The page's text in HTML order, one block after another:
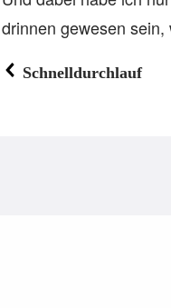
drinnen gewesen sein,
Schnelldurchlauf